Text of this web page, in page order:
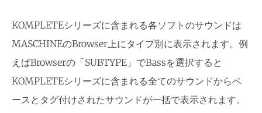
KOMPLETEシリーズに含まれる各ソフトのサウンドは
MASCHINEのBrowser上にタイプ別に表示されます。例
えばBrowserの「SUBTYPE」でBassを選択すると
KOMPLETEシリーズに含まれる全てのサウンドからベ
ースとタグ付けされたサウンドが一括で表示されます。